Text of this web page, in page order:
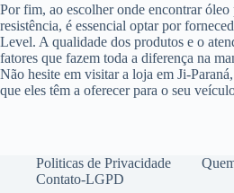
Por fim, ao escolher onde encontrar
resistência, é essencial optar por
Level. A qualidade dos produtos e o
fatores que fazem toda a diferença na
Não hesite em visitar a loja em Ji-
que eles têm a oferecer para o seu
Politicas de Privacidade
Contato-LGPD